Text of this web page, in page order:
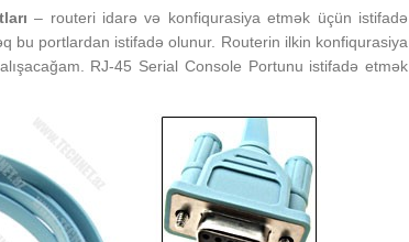
– routeri idarə və konfiqurasiya etmək üçün istifadə
bu portlardan istifadə olunur. Routerin ilkin konfiqurasiya
RJ-45 Serial Console Portunu istifadə etmək